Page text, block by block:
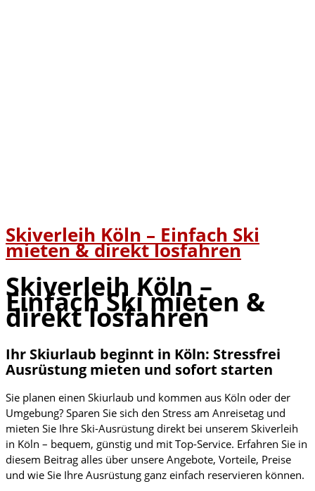
Skiverleih Köln – Einfach Ski
mieten & direkt losfahren
Skiverleih Köln –
Einfach Ski mieten &
direkt losfahren
Ihr Skiurlaub beginnt in Köln: Stressfrei
Ausrüstung mieten und sofort starten
Sie planen einen Skiurlaub und kommen aus Köln oder der
Umgebung? Sparen Sie sich den Stress am Anreisetag und
mieten Sie Ihre Ski-Ausrüstung direkt bei unserem Skiverleih
in Köln – bequem, günstig und mit Top-Service. Erfahren Sie in
diesem Beitrag alles über unsere Angebote, Vorteile, Preise
und wie Sie Ihre Ausrüstung ganz einfach reservieren können.